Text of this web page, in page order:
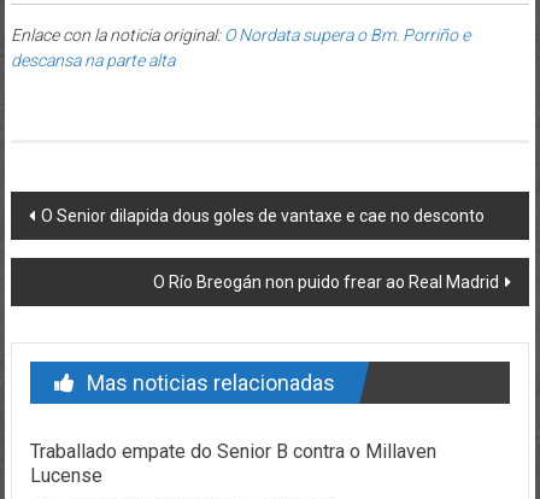
Enlace con la noticia original:O Nordata supera o Bm. Porriño e
descansa na parte alta
Post navigation
O Senior dilapida dous goles de vantaxe e cae no desconto
O Río Breogán non puido frear ao Real Madrid
Mas noticias relacionadas
Traballado empate do Senior B contra o Millaven
Lucense